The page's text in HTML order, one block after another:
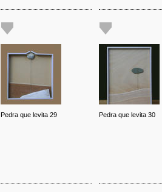
Pedra que levita 29 Pedra que levita 30